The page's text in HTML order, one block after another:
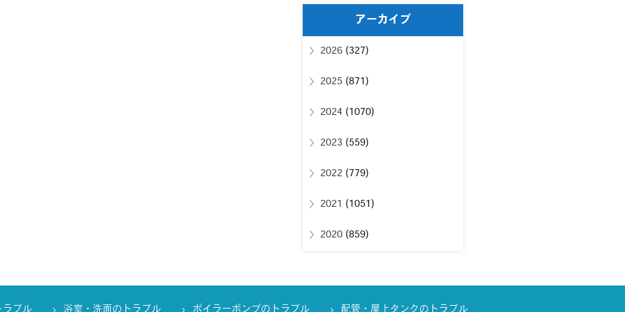
アーカイブ
2026(327)
2025 (871)
2024(1070)
2023 (559)
2022(779)
2021 (1051)
2020(859)
ラブル 浴室・洗面のトラブル ボイラーポンプのトラブル 配管・屋上タンクのトラブル